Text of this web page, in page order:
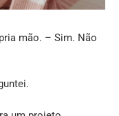
mão. – Sim. Não